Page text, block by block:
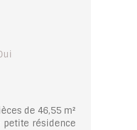
de 46,55 m²
petite résidence